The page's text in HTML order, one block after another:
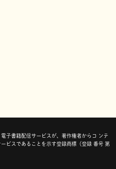
子書籍配信サービスが、著作権者からコ ンテ
ビスであることを示す登録商標（登録 番号 第